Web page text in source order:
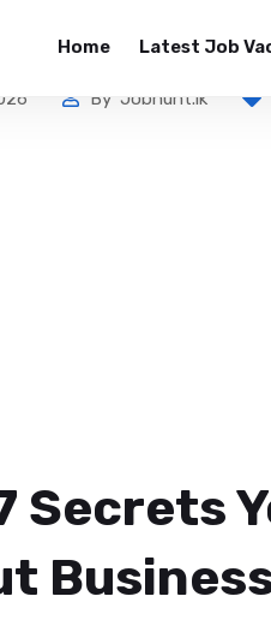
Home Latest Job
By Jobhunt.lk
Secrets